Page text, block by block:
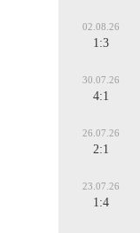
02.08.26
1:3
30.07.26
4:1
26.07.26
2:1
23.07.26
1:4